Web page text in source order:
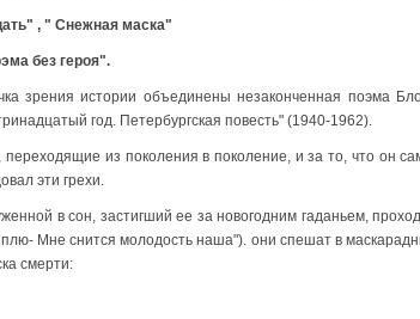
, " Снежная маска"
без героя".
зрения истории объединены незаконченная поэма
год. Петербургская повесть" (1940-1962).
переходящие из поколения в поколение, и за то, что он
эти грехи.
в сон, застигший ее за новогодним гаданьем,
Мне снится молодость наша"). они спешат в
смерти: